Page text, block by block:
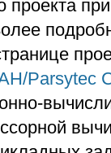
проекта
Parsytec